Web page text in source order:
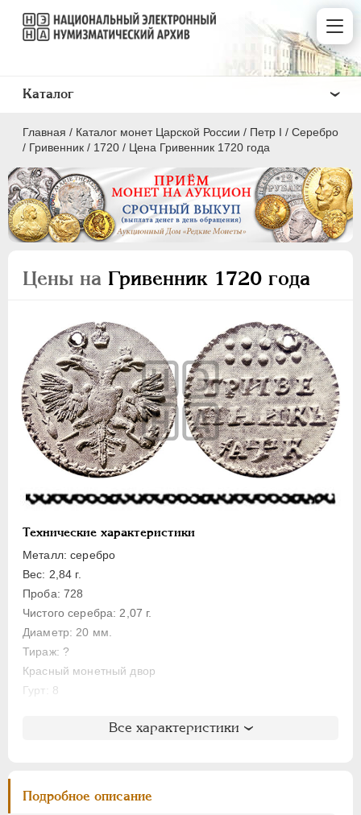
Главная / Каталог монет Царской России / Пeтр I / Серебро
/ Гривенник / 1720 / Цена Гривенник 1720 года
Цены на Гривенник 1720 года
Технические характеристики
Металл: серебро
Вес: 2,84 г.
Проба: 728
Чистого серебра: 2,07 г.
Диаметр: 20 мм.
Тираж: ?
Красный монетный двор
Гурт: 8
Литература и редкость
Дьяков: 3
Все характеристики
Подробное описание
Каталог
ПEТР I 1699 - 1725
Серебро
Полтина
Полуполтинник
Гривенник
Гривна
10 денег
5 копеек
Алтын(ник)
1 копейка
Медь
Пробные
Для Речи Посполитой
Монетовидные жетоны
ЕКАТЕРИНА I 1725-1727
ПЕТР II 1727-1729
АННА ИОАННОВНА 1730-1740
1741-1762
ПАВЕЛ I